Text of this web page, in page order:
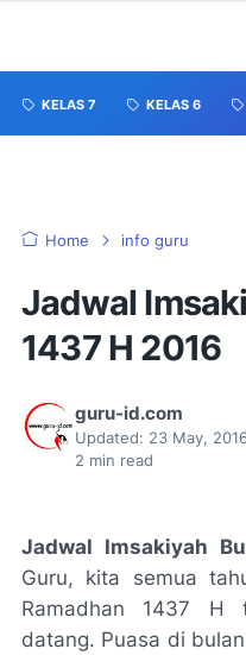
KELAS 7 KELAS 6
Home info guru
Jadwal
1437 H 2016
guru-id.com
Updated: 23 May,
2 min read
Jadwal Imsakiyah
Guru, kita semua
Ramadhan 1437 H
datang. Puasa di